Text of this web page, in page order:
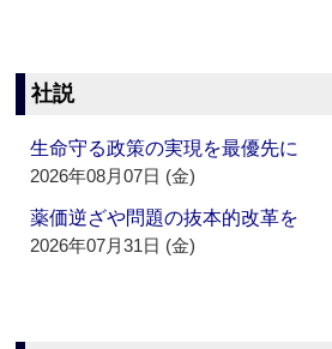
社説
生命守る政策の実現を最優先に
2026年08月07日 (金)
薬価逆ざや問題の抜本的改革を
2026年07月31日 (金)